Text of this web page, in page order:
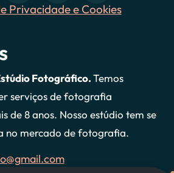
Privacidade e Cookies
Fotográfico.Temos
serviços de fotografia
de 8 anos. Nosso estúdio tem se
no mercado de fotografia.